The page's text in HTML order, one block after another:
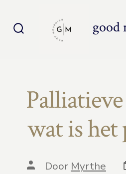
overslaan
good
wat is het
Auteur
Door Myrthe